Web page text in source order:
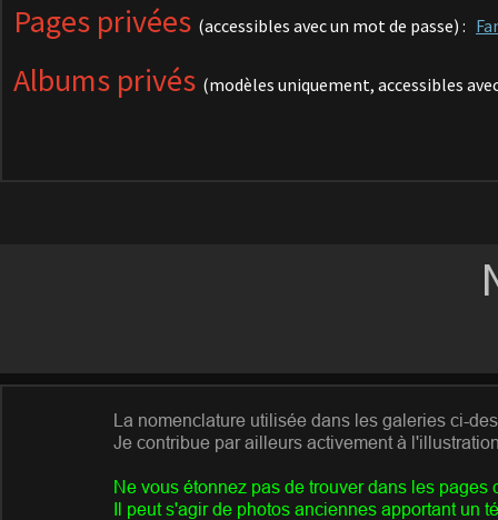
Pages privées (accessibles avec un mot de passe) :
Albums privés (modèles uniquement, accessibles
La nomenclature utilisée dans les galeries ci-
Je contribue par ailleurs activement à
Ne vous étonnez pas de trouver dans les
Il peut s'agir de photos anciennes apportant un